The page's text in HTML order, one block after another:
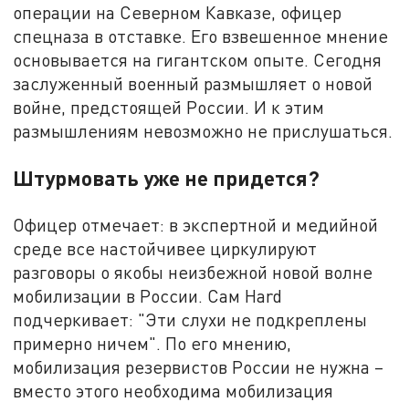
операции на Северном Кавказе, офицер
спецназа в отставке. Его взвешенное мнение
основывается на гигантском опыте. Сегодня
заслуженный военный размышляет о новой
войне, предстоящей России. И к этим
размышлениям невозможно не прислушаться.
Штурмовать уже не придется?
Офицер отмечает: в экспертной и медийной
среде все настойчивее циркулируют
разговоры о якобы неизбежной новой волне
мобилизации в России. Сам Hard
подчеркивает: "Эти слухи не подкреплены
примерно ничем". По его мнению,
мобилизация резервистов России не нужна –
вместо этого необходима мобилизация